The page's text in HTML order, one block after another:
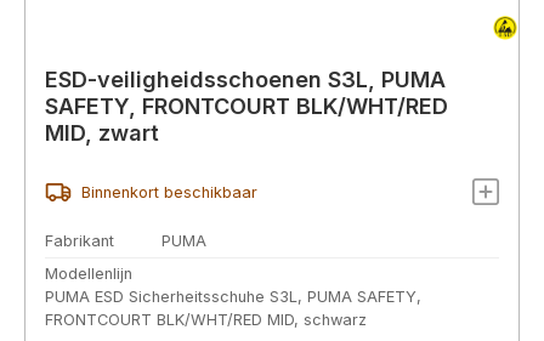
ESD-veiligheidsschoenen S3L, PUMA
SAFETY, FRONTCOURT BLK/WHT/RED
MID, zwart
Binnenkort beschikbaar
Fabrikant
PUMA
Modellenlijn
PUMA ESD Sicherheitsschuhe S3L, PUMA SAFETY,
FRONTCOURT BLK/WHT/RED MID, schwarz